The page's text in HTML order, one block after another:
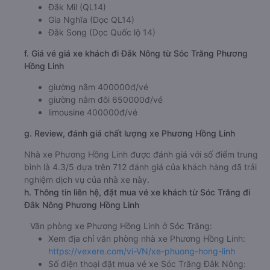
Đắk Mil (QL14)
Gia Nghĩa (Dọc QL14)
Đắk Song (Dọc Quốc lộ 14)
f. Giá vé giá xe khách đi Đắk Nông từ Sóc Trăng Phương
Hồng Linh
giường nằm 400000đ/vé
giường nằm đôi 650000đ/vé
limousine 400000đ/vé
g. Review, đánh giá chất lượng xe Phương Hồng Linh
Nhà xe Phương Hồng Linh được đánh giá với số điểm trung
bình là 4.3/5 dựa trên 712 đánh giá của khách hàng đã trải
nghiệm dịch vụ của nhà xe này.
h. Thông tin liên hệ, đặt mua vé xe khách từ Sóc Trăng đi
Đắk Nông Phương Hồng Linh
Văn phòng xe Phương Hồng Linh ở Sóc Trăng:
Xem địa chỉ văn phòng nhà xe Phương Hồng Linh:
https://vexere.com/vi-VN/xe-phuong-hong-linh
Số điện thoại đặt mua vé xe Sóc Trăng Đắk Nông: